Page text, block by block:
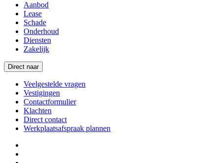
Aanbod
Lease
Schade
Onderhoud
Diensten
Zakelijk
Direct naar
Veelgestelde vragen
Vestigingen
Contactformulier
Klachten
Direct contact
Werkplaatsafspraak plannen